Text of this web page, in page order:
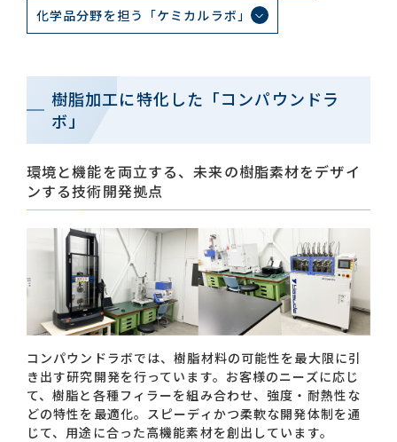
化学品分野を担う「ケミカルラボ」
樹脂加工に特化した「コンパウンドラ
ボ」
環境と機能を両立する、未来の樹脂素材をデザイ
ンする技術開発拠点
コンパウンドラボでは、樹脂材料の可能性を最大限に引
き出す研究開発を行っています。お客様のニーズに応じ
て、樹脂と各種フィラーを組み合わせ、強度・耐熱性な
どの特性を最適化。スピーディかつ柔軟な開発体制を通
じて、用途に合った高機能素材を創出しています。